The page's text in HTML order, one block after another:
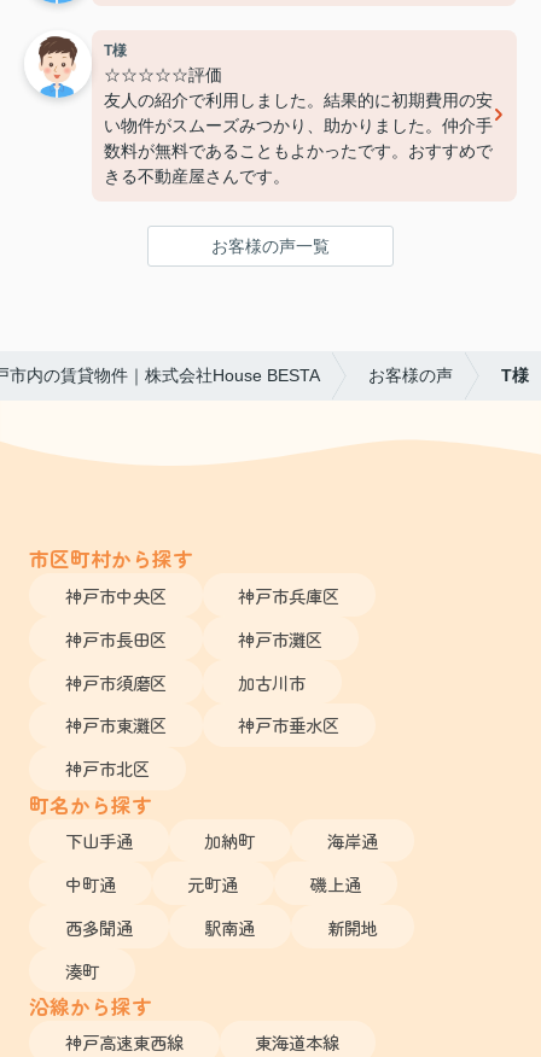
T様
☆☆☆☆☆評価
友人の紹介で利用しました。結果的に初期費用の安
い物件がスムーズみつかり、助かりました。仲介手
数料が無料であることもよかったです。おすすめで
きる不動産屋さんです。
お客様の声一覧
市内の賃貸物件｜株式会社House BESTA お客様の声 T様
市区町村から探す
神戸市中央区
神戸市兵庫区
神戸市長田区
神戸市灘区
神戸市須磨区
加古川市
神戸市東灘区
神戸市垂水区
神戸市北区
町名から探す
下山手通 加納町
海岸通
中町通
元町通
磯上通
西多聞通
駅南通
新開地
湊町
沿線から探す
神戸高速東西線
東海道本線